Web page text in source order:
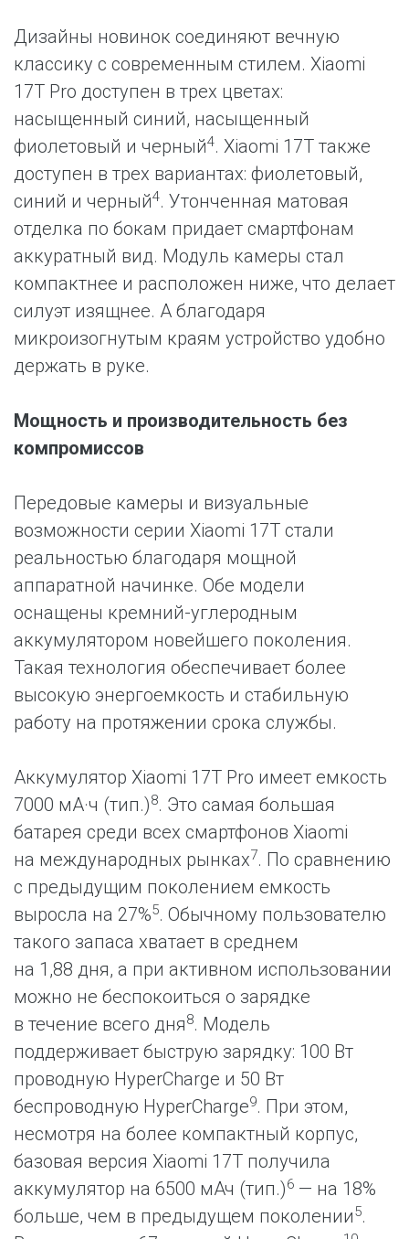
Дизайны новинок соединяют вечную
классику с современным стилем. Xiaomi
17T Pro доступен в трех цветах:
насыщенный синий, насыщенный
фиолетовый и черный4. Xiaomi 17T также
доступен в трех вариантах: фиолетовый,
синий и черный4. Утонченная матовая
отделка по бокам придает смартфонам
аккуратный вид. Модуль камеры стал
компактнее и расположен ниже, что делает
силуэт изящнее. А благодаря
микроизогнутым краям устройство удобно
держать в руке.
Мощность и производительность без
компромиссов
Передовые камеры и визуальные
возможности серии Xiaomi 17T стали
реальностью благодаря мощной
аппаратной начинке. Обе модели
оснащены кремний-углеродным
аккумулятором новейшего поколения.
Такая технология обеспечивает более
высокую энергоемкость и стабильную
работу на протяжении срока службы.
Аккумулятор Xiaomi 17T Pro имеет емкость
7000 мА·ч (тип.)8. Это самая большая
батарея среди всех смартфонов Xiaomi
на международных рынках7. По сравнению
с предыдущим поколением емкость
выросла на 27%5. Обычному пользователю
такого запаса хватает в среднем
на 1,88 дня, а при активном использовании
можно не беспокоиться о зарядке
в течение всего дня8. Модель
поддерживает быструю зарядку: 100 Вт
проводную HyperCharge и 50 Вт
беспроводную HyperCharge9. При этом,
несмотря на более компактный корпус,
базовая версия Xiaomi 17T получила
аккумулятор на 6500 мАч (тип.)6 — на 18%
больше, чем в предыдущем поколении5.